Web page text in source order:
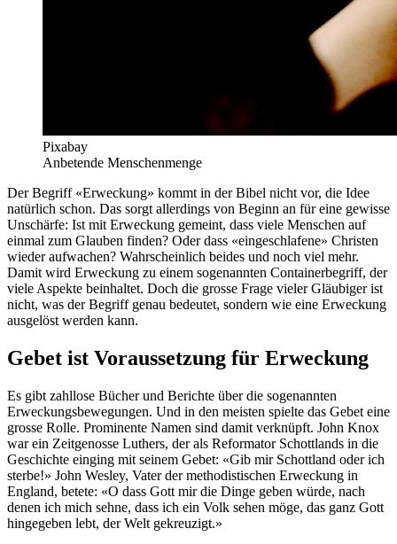
Pixabay
Anbetende Menschenmenge
Der Begriff «Erweckung» kommt in der Bibel nicht vor, die Idee
natürlich schon. Das sorgt allerdings von Beginn an für eine gewisse
Unschärfe: Ist mit Erweckung gemeint, dass viele Menschen auf
einmal zum Glauben finden? Oder dass «eingeschlafene» Christen
wieder aufwachen? Wahrscheinlich beides und noch viel mehr.
Damit wird Erweckung zu einem sogenannten Containerbegriff, der
viele Aspekte beinhaltet. Doch die grosse Frage vieler Gläubiger ist
nicht, was der Begriff genau bedeutet, sondern wie eine Erweckung
ausgelöst werden kann.
Gebet ist Voraussetzung für Erweckung
Es gibt zahllose Bücher und Berichte über die sogenannten
Erweckungsbewegungen. Und in den meisten spielte das Gebet eine
grosse Rolle. Prominente Namen sind damit verknüpft. John Knox
war ein Zeitgenosse Luthers, der als Reformator Schottlands in die
Geschichte einging mit seinem Gebet: «Gib mir Schottland oder ich
sterbe!» John Wesley, Vater der methodistischen Erweckung in
England, betete: «O dass Gott mir die Dinge geben würde, nach
denen ich mich sehne, dass ich ein Volk sehen möge, das ganz Gott
hingegeben lebt, der Welt gekreuzigt.»